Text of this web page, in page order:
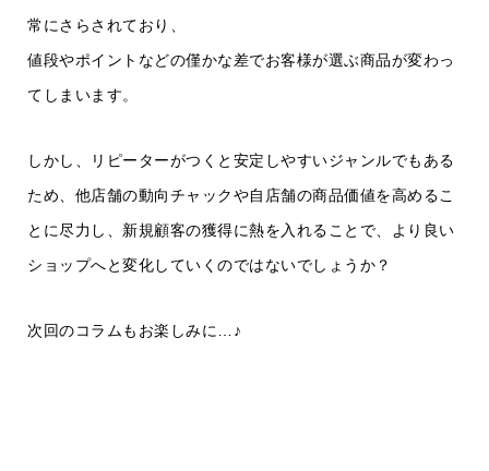
常にさらされており、
値段やポイントなどの僅かな差でお客様が選ぶ商品が変わっ
てしまいます。
しかし、リピーターがつくと安定しやすいジャンルでもある
ため、他店舗の動向チャックや自店舗の商品価値を高めるこ
とに尽力し、新規顧客の獲得に熱を入れることで、より良い
ショップへと変化していくのではないでしょうか？
次回のコラムもお楽しみに…♪